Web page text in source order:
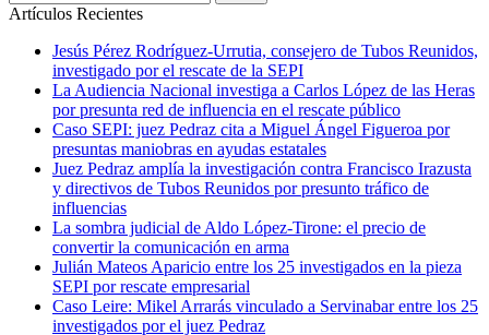
Artículos Recientes
Jesús Pérez Rodríguez-Urrutia, consejero de Tubos Reunidos,
investigado por el rescate de la SEPI
La Audiencia Nacional investiga a Carlos López de las Heras
por presunta red de influencia en el rescate público
Caso SEPI: juez Pedraz cita a Miguel Ángel Figueroa por
presuntas maniobras en ayudas estatales
Juez Pedraz amplía la investigación contra Francisco Irazusta
y directivos de Tubos Reunidos por presunto tráfico de
influencias
La sombra judicial de Aldo López-Tirone: el precio de
convertir la comunicación en arma
Julián Mateos Aparicio entre los 25 investigados en la pieza
SEPI por rescate empresarial
Caso Leire: Mikel Arrarás vinculado a Servinabar entre los 25
investigados por el juez Pedraz